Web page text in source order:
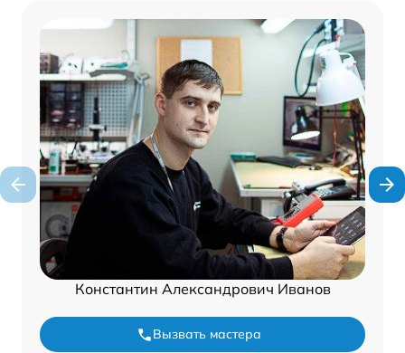
Константин Александрович Иванов
Вызвать мастера